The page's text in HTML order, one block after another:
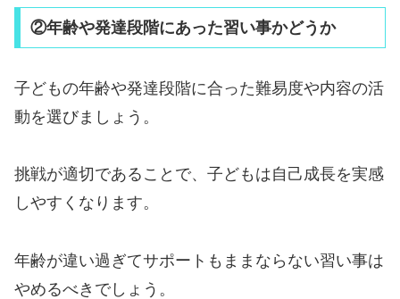
②年齢や発達段階にあった習い事かどうか
子どもの年齢や発達段階に合った難易度や内容の活
動を選びましょう。
挑戦が適切であることで、子どもは自己成長を実感
しやすくなります。
年齢が違い過ぎてサポートもままならない習い事は
やめるべきでしょう。